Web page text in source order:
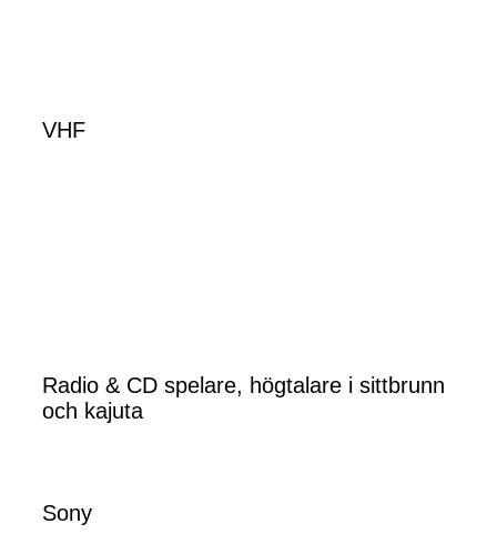
VHF
Radio & CD spelare, högtalare i sittbrunn
och kajuta
Sony